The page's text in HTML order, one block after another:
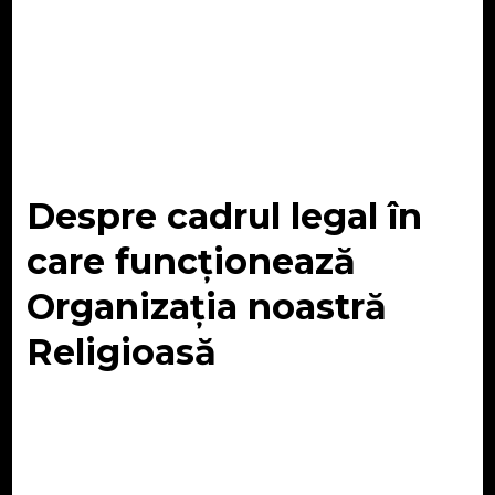
Despre cadrul legal în
care funcționează
Organizația noastră
Religioasă